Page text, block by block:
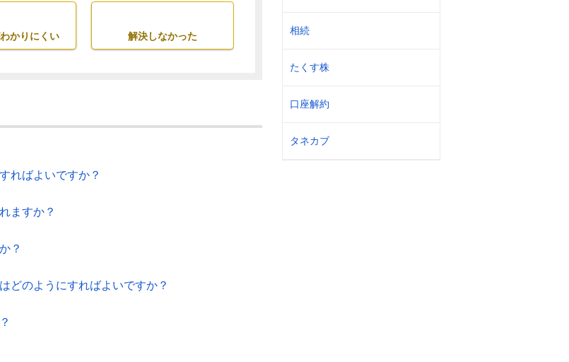
相続
たくす株
口座解約
タネカブ
かりにくい 解決しなかった
ればよいですか？
ますか？
？
どのようにすればよいですか？